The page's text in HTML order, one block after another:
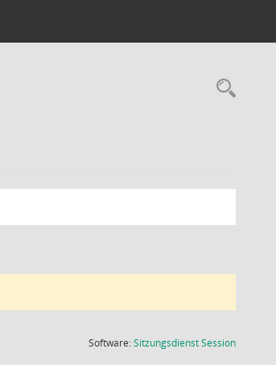
Software:SitzungsdienstSession(Wird in